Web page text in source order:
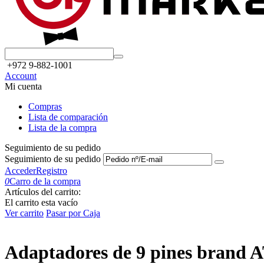
+972 9-882-1001
Account
Mi cuenta
Compras
Lista de comparación
Lista de la compra
Seguimiento de su pedido
Seguimiento de su pedido
AccederRegistro
0Carro de la compra
Artículos del carrito:
El carrito esta vacío
Ver carrito Pasar por Caja
Adaptadores de 9 pines brand